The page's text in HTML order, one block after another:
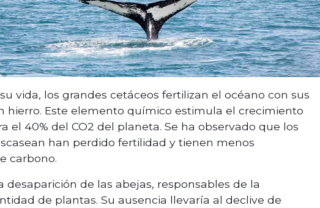
vida, los grandes cetáceos fertilizan el océano con sus
hierro. Este elemento químico estimula el crecimiento
el 40% del CO2 del planeta. Se ha observado que los
han perdido fertilidad y tienen menos
carbono.
de las abejas, responsables de la
de plantas. Su ausencia llevaría al declive de